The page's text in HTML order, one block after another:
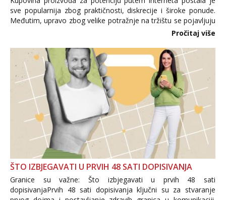
sve popularnija zbog praktičnosti, diskrecije i široke ponude.
Međutim, upravo zbog velike potražnje na tržištu se pojavljuju
i brojni krivotvoreni proizvodi, nepouzdane internetske
Pročitaj više
ŠTO IZBJEGAVATI U PRVIH 48 SATI DOPISIVANJA
Granice su važne: Što izbjegavati u prvih 48 sati
dopisivanjaPrvih 48 sati dopisivanja ključni su za stvaranje